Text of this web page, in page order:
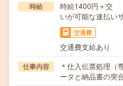
時給
時給1400円＋交
いが可能な速払い
交通費
交通費支給あり
仕事内容
＊仕入伝票処理（
ータと納品書の突